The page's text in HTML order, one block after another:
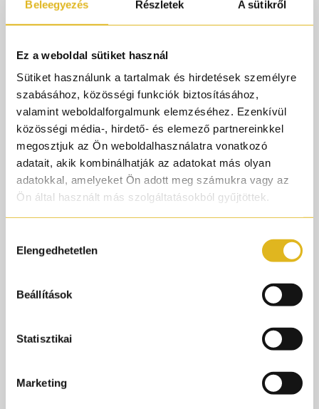
Beleegyezés Részletek A sütikről
Ez a weboldal sütiket használ
Sütiket használunk a tartalmak és hirdetések személyre
szabásához, közösségi funkciók biztosításához,
valamint weboldalforgalmunk elemzéséhez. Ezenkívül
közösségi média-, hirdető- és elemező partnereinkkel
megosztjuk az Ön weboldalhasználatra vonatkozó
adatait, akik kombinálhatják az adatokat más olyan
adatokkal, amelyeket Ön adott meg számukra vagy az
Ön által használt más szolgáltatásokból gyűjtöttek.
kiválasztása
Elengedhetetlen
Beállítások
Statisztikai
Marketing
Gourmand Édes
parfümmintát adunk rendelésedhez!
Termékleírás
Mandorle a csábítás történetét meséli el. Egy igazi
goudmand mandulás élmény szívében jéghideg
cserenyével és erőteljes velúrbőr-pézsma
alapjában. Mámorító ínyenc jegyek összhangja vonzó
összhangot kelt. Tonkabab és kakaó abszolút fokozza a
mandula hatását és a rum egészíti ki a cseresznyét egy
likőr szerű mámorító összhangban. Nagyon gazdag és
Illatjegyek: Mandula, Cserenye, Tonkabab, Kakaó, Rum,